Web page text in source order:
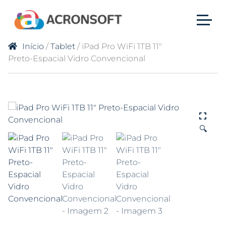
Início /Tablet / iPad Pro WiFi 1TB 11″
Preto-Espacial Vidro Convencional
🔍